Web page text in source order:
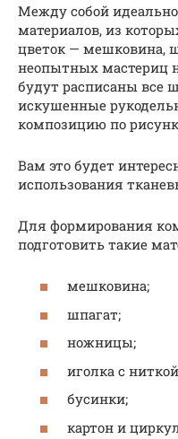
Между собой
материалов, из
цветок — мешковина,
неопытных мастериц
будут расписаны все
искушенные
композицию по
Вам это будет
использования
Для формирования
подготовить такие
мешковина;
шпагат;
ножницы;
иголка с
бусинки;
картон и